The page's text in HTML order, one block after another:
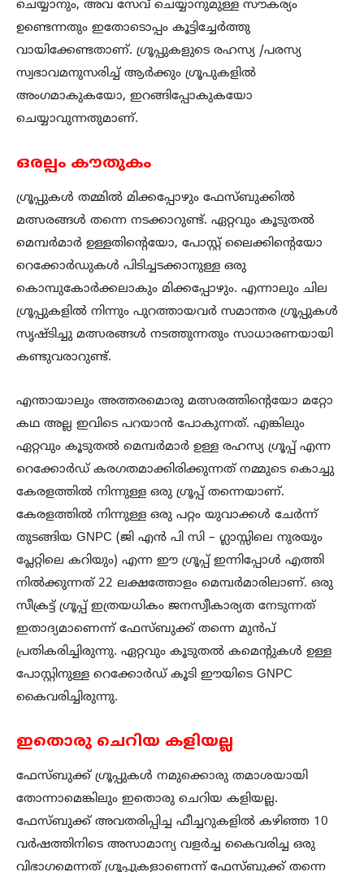
ചെയ്യാനും, അവ സേവ് ചെയ്യാനുമുള്ള സൗകര്യം
ഉണ്ടെന്നതും ഇതോടൊപ്പം കൂട്ടിച്ചേർത്തു
വായിക്കേണ്ടതാണ്. ഗ്രൂപ്പുകളുടെ രഹസ്യ /പരസ്യ
സ്വഭാവമനുസരിച്ച് ആർക്കും ഗ്രൂപുകളിൽ
അംഗമാകുകയോ, ഇറങ്ങിപ്പോകുകയോ
ചെയ്യാവുന്നതുമാണ്.
ഒരല്പം കൗതുകം
ഗ്രൂപ്പുകൾ തമ്മിൽ മിക്കപ്പോഴും ഫേസ്ബുക്കിൽ
മത്സരങ്ങൾ തന്നെ നടക്കാറുണ്ട്. ഏറ്റവും കൂടുതൽ
മെമ്പർമാർ ഉള്ളതിന്റെയോ, പോസ്റ്റ് ലൈക്കിന്റെയോ
റെക്കോർഡുകൾ പിടിച്ചടക്കാനുള്ള ഒരു
കൊമ്പുകോർക്കലാകും മിക്കപ്പോഴും. എന്നാലും ചില
ഗ്രൂപ്പുകളിൽ നിന്നും പുറത്തായവർ സമാന്തര ഗ്രൂപ്പുകൾ
സൃഷ്ടിച്ചു മത്സരങ്ങൾ നടത്തുന്നതും സാധാരണയായി
കണ്ടുവരാറുണ്ട്.
എന്തായാലും അത്തരമൊരു മത്സരത്തിന്റെയോ മറ്റോ
കഥ അല്ല ഇവിടെ പറയാൻ പോകുന്നത്. എങ്കിലും
ഏറ്റവും കൂടുതൽ മെമ്പർമാർ ഉള്ള രഹസ്യ ഗ്രൂപ്പ് എന്ന
റെക്കോർഡ് കരഗതമാക്കിരിക്കുന്നത് നമ്മുടെ കൊച്ചു
കേരളത്തിൽ നിന്നുള്ള ഒരു ഗ്രൂപ്പ് തന്നെയാണ്.
കേരളത്തിൽ നിന്നുള്ള ഒരു പറ്റം യുവാക്കൾ ചേർന്ന്
തുടങ്ങിയ GNPC (ജി എൻ പി സി – ഗ്ലാസ്സിലെ നുരയും
പ്ലേറ്റിലെ കറിയും) എന്ന ഈ ഗ്രൂപ്പ് ഇന്നിപ്പോൾ എത്തി
നിൽക്കുന്നത് 22 ലക്ഷത്തോളം മെമ്പർമാരിലാണ്. ഒരു
സീക്രട്ട് ഗ്രൂപ്പ് ഇത്രയധികം ജനസ്വീകാര്യത നേടുന്നത്
ഇതാദ്യമാണെന്ന് ഫേസ്ബുക്ക് തന്നെ മുൻപ്
പ്രതികരിച്ചിരുന്നു. ഏറ്റവും കൂടുതൽ കമെന്റുകൾ ഉള്ള
പോസ്റ്റിനുള്ള റെക്കോർഡ് കൂടി ഈയിടെ GNPC
കൈവരിച്ചിരുന്നു.
ഇതൊരു ചെറിയ കളിയല്ല
ഫേസ്ബുക്ക് ഗ്രൂപ്പുകൾ നമുക്കൊരു തമാശയായി
തോന്നാമെങ്കിലും ഇതൊരു ചെറിയ കളിയല്ല.
ഫേസ്ബുക്ക് അവതരിപ്പിച്ച ഫീച്ചറുകളിൽ കഴിഞ്ഞ 10
വർഷത്തിനിടെ അസാമാന്യ വളർച്ച കൈവരിച്ച ഒരു
വിഭാഗമെന്നത് ഗ്രൂപ്പുകളാണെന്ന് ഫേസ്ബുക്ക് തന്നെ